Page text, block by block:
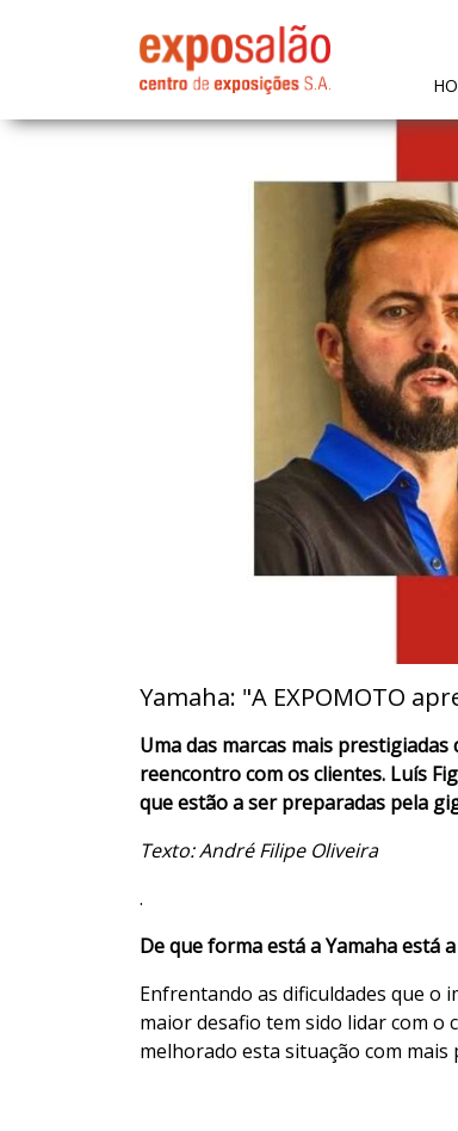
Yamaha: "A EXPOMOTO
Uma das marcas mais
reencontro com os clientes. Luís
que estão a ser preparadas pela
Texto: André Filipe Oliveira
.
De que forma está a Yamaha está
Enfrentando as dificuldades que o
maior desafio tem sido lidar com o
melhorado esta situação com